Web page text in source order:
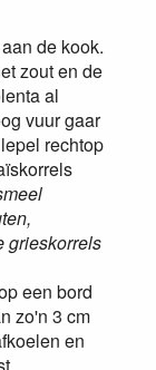
de kook.
zout en de
al
vuur gaar
rechtop
grieskorrels
een bord
zo'n 3 cm
en